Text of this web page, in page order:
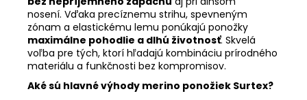
nosení. Vďaka precíznemu strihu, spevneným
zónam a elastickému lemu ponúkajú ponožky
maximálne pohodlie a dlhú životnosť. Skvelá
voľba pre tých, ktorí hľadajú kombináciu prírodného
materiálu a funkčnosti bez kompromisov.
Aké sú hlavné výhody merino ponožiek Surtex?